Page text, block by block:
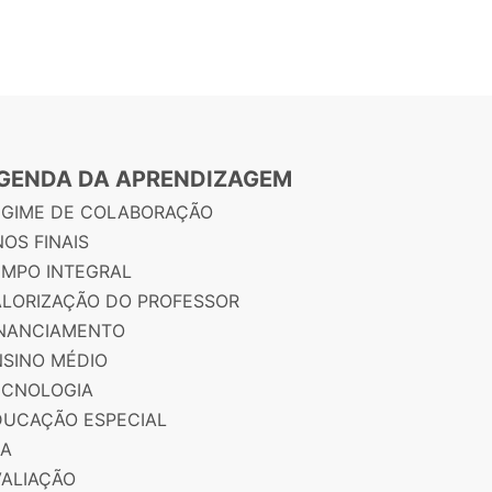
DA APRENDIZAGEM
DE COLABORAÇÃO
FINAIS
INTEGRAL
DO PROFESSOR
MÉDIO
ESPECIAL